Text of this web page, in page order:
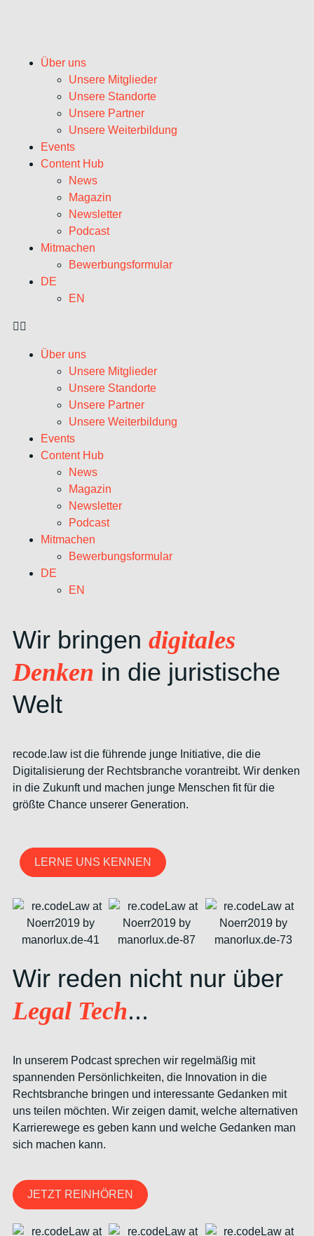
Über uns
Unsere Mitglieder
Unsere Standorte
Unsere Partner
Unsere Weiterbildung
Events
Content Hub
News
Magazin
Newsletter
Podcast
Mitmachen
Bewerbungsformular
DE
EN
Über uns
Unsere Mitglieder
Unsere Standorte
Unsere Partner
Unsere Weiterbildung
Events
Content Hub
News
Magazin
Newsletter
Podcast
Mitmachen
Bewerbungsformular
DE
EN
Wir bringen digitales
Denken in die juristische
Welt
recode.law ist die führende junge Initiative, die die
Digitalisierung der Rechtsbranche vorantreibt. Wir denken
in die Zukunft und machen junge Menschen fit für die
größte Chance unserer Generation.
LERNE UNS KENNEN
Wir reden nicht nur über
Legal Tech...
In unserem Podcast sprechen wir regelmäßig mit
spannenden Persönlichkeiten, die Innovation in die
Rechtsbranche bringen und interessante Gedanken mit
uns teilen möchten. Wir zeigen damit, welche alternativen
Karrierewege es geben kann und welche Gedanken man
sich machen kann.
JETZT REINHÖREN